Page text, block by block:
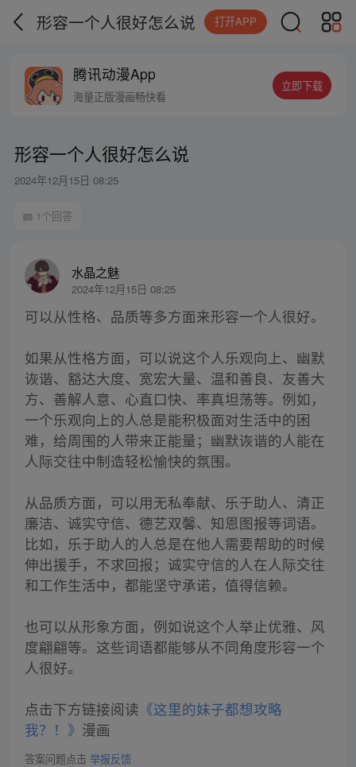
形容一个人很好怎么说 打开APP
腾讯动漫App
海量正版漫画畅快看
立即下载
形容一个人很好怎么说
2024年12月15日 08:25
1个回答
水晶之魅
2024年12月15日 08:25
可以从性格、品质等多方面来形容一个人很好。
如果从性格方面，可以说这个人乐观向上、幽默
诙谐、豁达大度、宽宏大量、温和善良、友善大
方、善解人意、心直口快、率真坦荡等。例如，
一个乐观向上的人总是能积极面对生活中的困
难，给周围的人带来正能量；幽默诙谐的人能在
人际交往中制造轻松愉快的氛围。
从品质方面，可以用无私奉献、乐于助人、清正
廉洁、诚实守信、德艺双馨、知恩图报等词语。
比如，乐于助人的人总是在他人需要帮助的时候
伸出援手，不求回报；诚实守信的人在人际交往
和工作生活中，都能坚守承诺，值得信赖。
也可以从形象方面，例如说这个人举止优雅、风
度翩翩等。这些词语都能够从不同角度形容一个
人很好。
点击下方链接阅读 《这里的妹子都想攻略
我？！》 漫画
答案问题点击 举报反馈